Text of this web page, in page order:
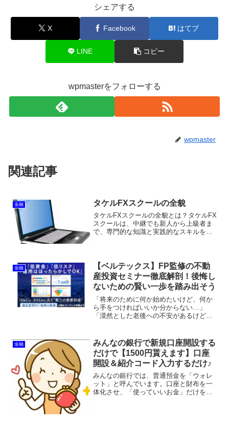
シェアする
X Facebook はてブ
LINE コピー
wpmasterをフォローする
wpmaster
関連記事
金融 タケルFXスクールの全貌
タケルFXスクールの全貌とは？タケルFX
スクールは、中継でも新人から上級者ま
で、専門的な知識と実践的なスキルを学
え、「貴重な資金を...
金融
【ベルテックス】FP監修の不動
産投資セミナー徹底解剖！後悔し
ないための賢い一歩を踏み出そう
「将来のために何か始めたいけど、何か
ら手をつければいいか分からない…」
「漠然とした老後への不安があるけど、
資は魅力的な選択肢の一つです。しか
し、高額な買い物であること...
金融
みんなの銀行で新規口座開設する
だけで【1500円貰えます】口座
開設＆紹介コード入力するだけ♪
みんなの銀行では、普通預金を「ウォレ
ット」と呼んでいます。口座と財布を一
体化させ、「使っていいお金」だけをこ